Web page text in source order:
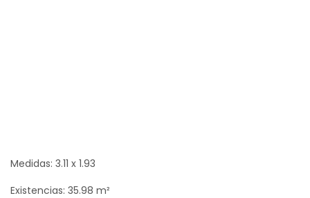
Medidas: 3.11 x 1.93
Existencias: 35.98 m²